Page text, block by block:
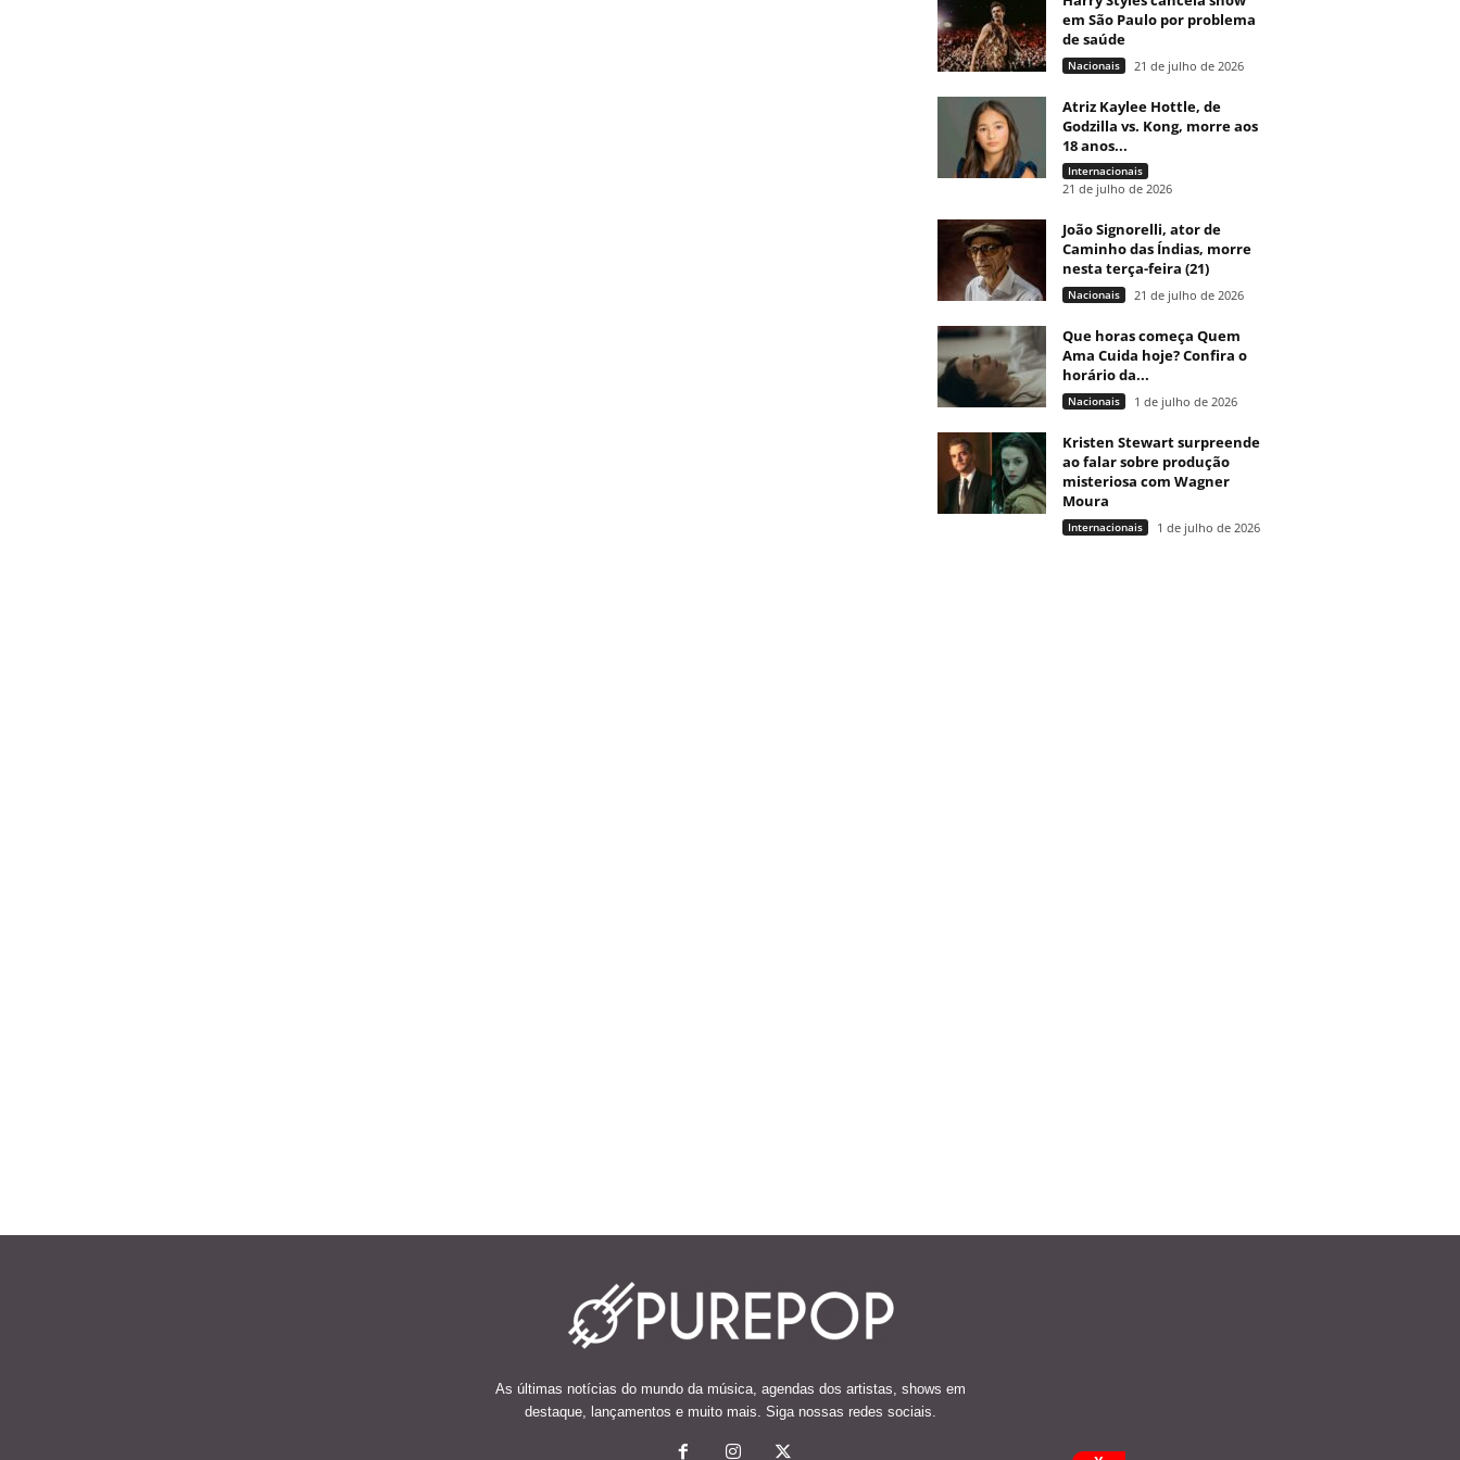
em São Paulo por problema
de saúde
Nacionais 21 de julho de 2026
Atriz Kaylee Hottle, de
Godzilla vs. Kong, morre aos
18 anos...
Internacionais
21 de julho de 2026
João Signorelli, ator de
Caminho das Índias, morre
nesta terça-feira (21)
Nacionais 21 de julho de 2026
Que horas começa Quem
Ama Cuida hoje? Confira o
horário da...
Nacionais 1 de julho de 2026
Kristen Stewart surpreende
ao falar sobre produção
misteriosa com Wagner
Moura
Internacionais 1 de julho de 2026
As últimas notícias do mundo da música, agendas dos artistas, shows em
destaque, lançamentos e muito mais. Siga nossas redes sociais.